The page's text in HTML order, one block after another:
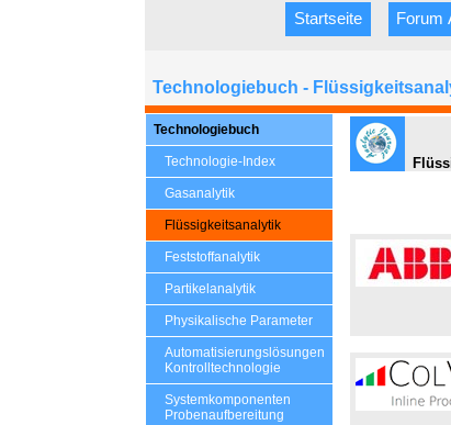
Startseite Forum
Technologiebuch -
Technologiebuch
Technologie-Index
Gasanalytik
Flüssigkeitsanalytik
Feststoffanalytik
Partikelanalytik
Physikalische Parameter
Automatisierungslösungen
Kontrolltechnologie
Systemkomponenten
Probenaufbereitung